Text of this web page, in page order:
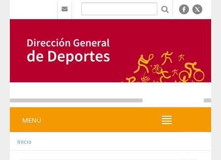
Saltar al contenido
MENÚ
Inicio